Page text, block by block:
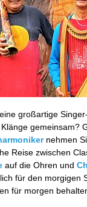
großartige
gemeinsam?
nehmen
Reise zwischen
auf die Ohren und
für den morgigen
für morgen